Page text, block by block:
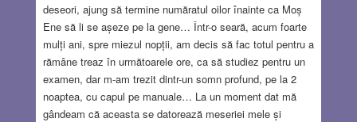
deseori, ajung să termine număratul oilor înainte ca Moș
Ene să li se așeze pe la gene… Într-o seară, acum foarte
mulți ani, spre miezul nopții, am decis să fac totul pentru a
rămâne treaz în următoarele ore, ca să studiez pentru un
examen, dar m-am trezit dintr-un somn profund, pe la 2
noaptea, cu capul pe manuale… La un moment dat mă
gândeam că aceasta se datorează meseriei mele și